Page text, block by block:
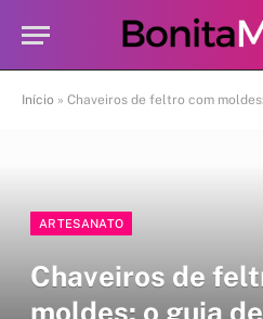
Início » Chaveiros de feltro com
ARTESANATO
Chaveiros de
moldes: o guia